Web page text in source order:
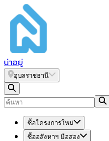
น่าอยู่
อุบลราชธานี
ซื้อโครงการใหม่
ซื้ออสังหาฯ มือสอง